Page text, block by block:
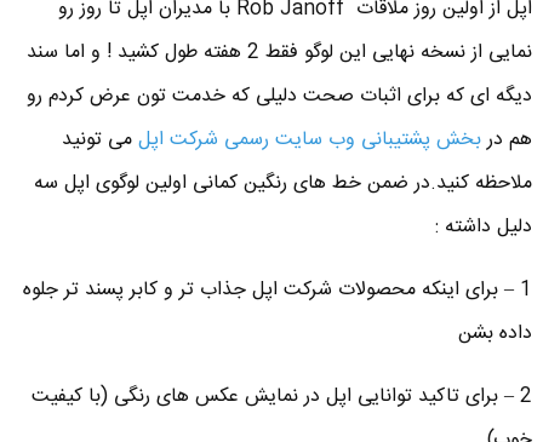
اپل از اولین روز ملاقات Rob Janoff با مدیران اپل تا روز رو
نمایی از نسخه نهایی این لوگو فقط 2 هفته طول کشید ! و اما سند
دیگه ای که برای اثبات صحت دلیلی که خدمت تون عرض کردم رو
هم دربخش پشتیبانی وب سایت رسمی شرکت اپلمی تونید
ملاحظه کنید.در ضمن خط های رنگین کمانی اولین لوگوی اپل سه
دلیل داشته :
1 – برای اینکه محصولات شرکت اپل جذاب تر و کابر پسند تر جلوه
داده بشن
2 – برای تاکید توانایی اپل در نمایش عکس های رنگی (با کیفیت